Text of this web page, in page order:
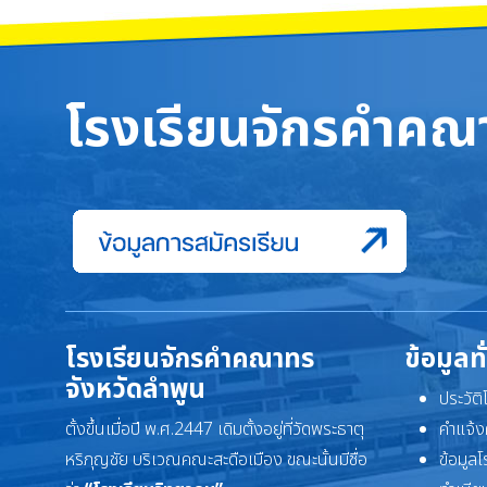
โรงเรียนจักรคำค
โรงเรียนจักรคำคณาทร
จังหวัดลำพูน
ตั้งขึ้นเมื่อปี พ.ศ.2447 เดิมตั้งอยู่ที่วัดพระธาตุ
หริภุญชัย บริเวณคณะสะดือเมือง ขณะนั้นมีชื่อ
ข้อมูล
ประวั
คำแจ้
ข้อมูล